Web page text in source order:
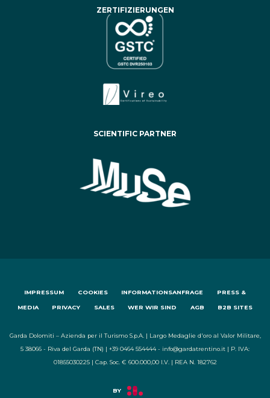
ZERTIFIZIERUNGEN
SCIENTIFIC PARTNER
IMPRESSUM COOKIES INFORMATIONSANFRAGE PRESS &
MEDIA PRIVACY SALES WER WIR SIND AGB B2B SITES
Garda Dolomiti – Azienda per il Turismo S.p.A. | Largo Medaglie d'oro al Valor Militare,
5 38066 - Riva del Garda (TN) | +39 0464 554444 - info@gardatrentino.it | P. IVA:
01855030225 | Cap. Soc. € 600.000,00 I.V. | REA N. 182762